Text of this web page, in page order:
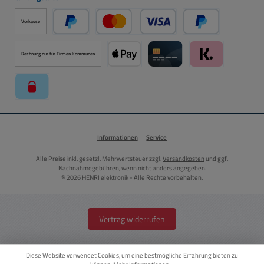
Vorkasse
PayPal Kredit- oder Debitkarte über PayPal
Später Bezahlen
Rechnung nur für Firmen Kommunen
Informationen Service
Alle Preise inkl. gesetzl. Mehrwertsteuer zzgl.Versandkosten und ggf.
Nachnahmegebühren, wenn nicht anders angegeben.
© 2026 HENRI elektronik - Alle Rechte vorbehalten.
Vertrag widerrufen
Diese Website verwendet Cookies, um eine bestmögliche Erfahrung bieten zu